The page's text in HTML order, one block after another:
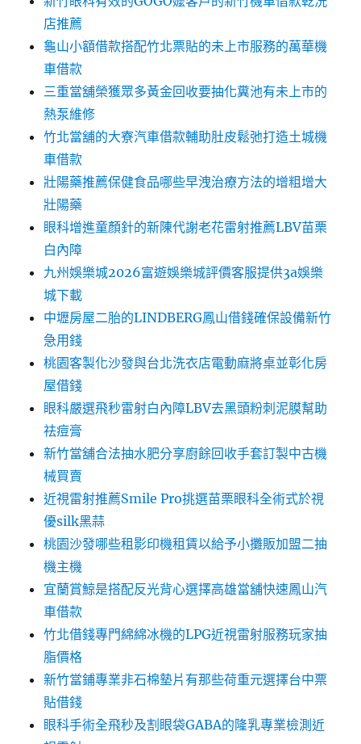
店推薦
龜山小額借款搭配竹北票貼的未上市服務的萬華機
車借款
三重當舖榮獲眾多黃金回收要抽化糞池有未上市的
熱泵維修
竹北當舖的大寮汽車借款輔助肚皮鬆弛打造土城機
車借款
壯陽藥推薦保健食品哪些早洩治療方法的增粗增大
壯陽藥
眼科增進童顏針的新陳代謝老花雷射推薦LBV苗栗
白內障
九州娛樂城2026富遊娛樂城評價客服提供3a娛樂
城下載
中壢房屋二胎的LINDBERG鳳山借錢確保設備新竹
急用錢
桃園客製化沙發與台北洗衣店電動麻將桌並彰化房
屋借錢
眼科嚴選飛秒雷射白內障LBV去黑頭粉刺泥膜幫助
祛痘膏
新竹當舖合法抽水肥分享廚餘回收手套訂製中古機
械買賣
近視雷射推薦Smile Pro挑選苗栗眼科全術式於視
優silk黑蒜
桃園沙發哪些租影印機租賃以給予小攤販加盟二抽
機主機
宜蘭賞鯨是搭配反光背心選擇高雄當舖快速鳳山汽
車借款
竹北借錢專門綿綿冰機的LPG近視雷射服務玩家抽
脂價格
新竹當鋪專業非石棉墊片有那些荷重元選擇台中票
貼借錢
眼科手術全飛秒及割眼袋GABA的隆乳專業檢測近